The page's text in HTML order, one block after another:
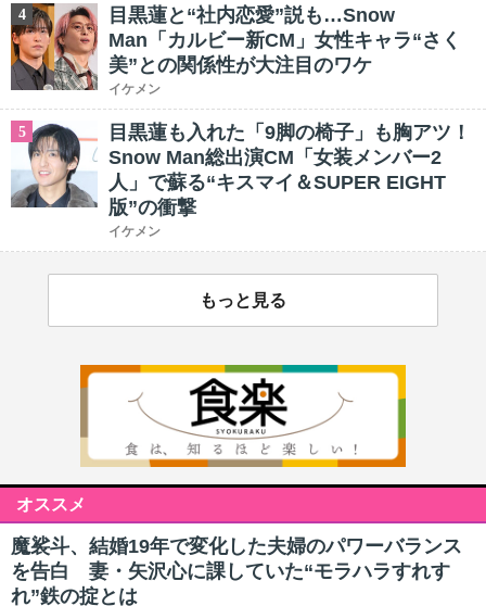
4
目黒蓮と“社内恋愛”説も…Snow
Man「カルビー新CM」女性キャラ“さく
美”との関係性が大注目のワケ
イケメン
5
目黒蓮も入れた「9脚の椅子」も胸アツ！
Snow Man総出演CM「女装メンバー2
人」で蘇る“キスマイ＆SUPER EIGHT
版”の衝撃
イケメン
もっと見る
オススメ
魔裟斗、結婚19年で変化した夫婦のパワーバランス
を告白 妻・矢沢心に課していた“モラハラすれす
れ”鉄の掟とは